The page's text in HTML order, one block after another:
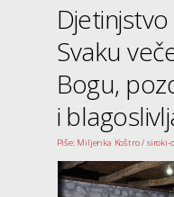
Svaku
Bogu,
i
Piše: Miljenka Koštro / siroki-